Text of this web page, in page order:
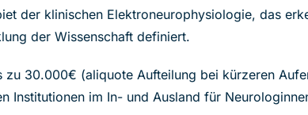
der klinischen Elektroneurophysiologie, das
der Wissenschaft definiert.
30.000€ (aliquote Aufteilung bei kürzeren
Institutionen im In- und Ausland für